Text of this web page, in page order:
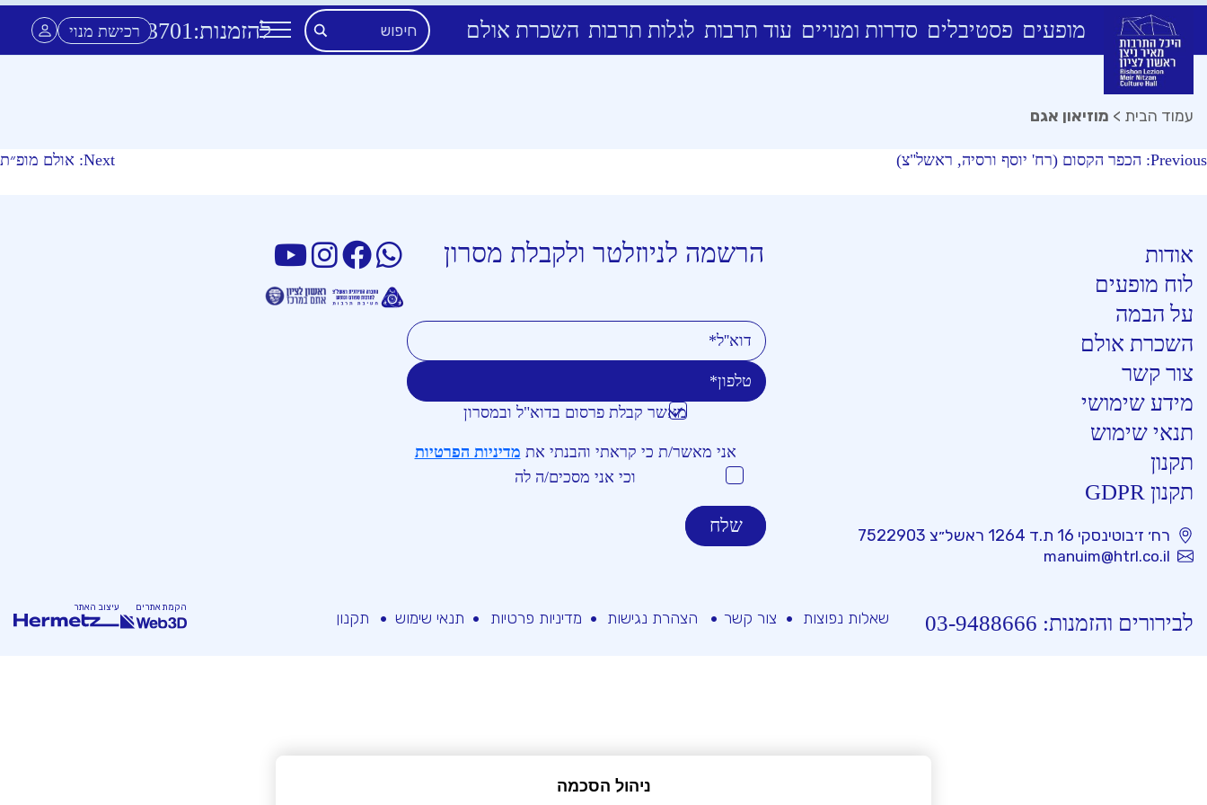
content
מופעים פסטיבלים סדרות ומנויים עוד תרבות לגלות תרבות השכרת אולם להזמנות: *3701 רכישת מנוי
עמוד הבית > מוזיאון אגם
ניווט
Previous: הכפר הקסום (רח' יוסף ורסיה, ראשל"צ) Next: אולם מופ״ת
אודות
לוח מופעים
על הבמה
השכרת אולם
צור קשר
מידע שימושי
תנאי שימוש
תקנון
תקנון GDPR
רח׳ ז׳בוטינסקי 16 ת.ד 1264 ראשל״צ 7522903
manuim@htrl.co.il
הרשמה לניוזלטר ולקבלת מסרון
דוא''ל
טלפון
מאשר קבלת פרסום בדוא"ל ובמסרון
אני מאשר/ת כי קראתי והבנתי את מדיניות הפרטיות
וכי אני מסכים/ה לה
לבירורים והזמנות: 03-9488666 שאלות נפוצות צור קשר הצהרת נגישות מדיניות פרטיות תנאי שימוש תקנון
הקמת אתרים עיצוב האתר
ניהול הסכמה